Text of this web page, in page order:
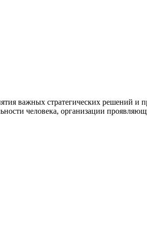
важных стратегических решений и
человека, организации